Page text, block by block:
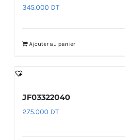
345.000 DT
Ajouter au panier
JF03322040
275.000 DT